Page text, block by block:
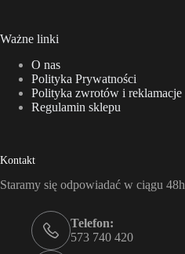
Ważne linki
O nas
Polityka Prywatności
Polityka zwrotów i reklamacje
Regulamin sklepu
Kontakt
Staramy się odpowiadać w ciągu 48h
Telefon:
573 740 420